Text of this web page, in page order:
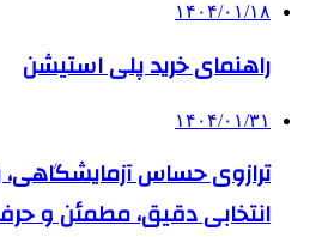
۱۴۰۴/۰۱/۱۸
راهنمای خرید پلی استیشن
۱۴۰۴/۰۱/۳۱
ترازوی حساس آزمایشگاهی،
انتخابی دقیق، مطمئن و